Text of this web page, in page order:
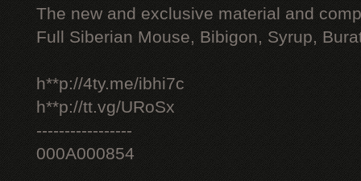
The new and exclusive material and
Full Siberian Mouse, Bibigon, Syrup,
h**p://4ty.me/ibhi7c
h**p://tt.vg/URoSx
-----------------
000A000854